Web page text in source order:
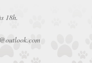
18h.